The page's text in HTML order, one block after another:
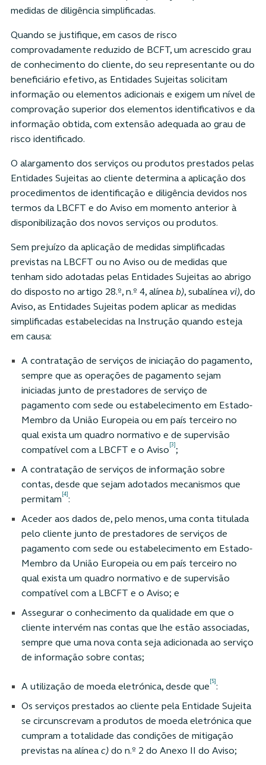
medidas de diligência simplificadas.
Quando se justifique, em casos de risco
comprovadamente reduzido de BCFT, um acrescido grau
de conhecimento do cliente, do seu representante ou do
beneficiário efetivo, as Entidades Sujeitas solicitam
informação ou elementos adicionais e exigem um nível de
comprovação superior dos elementos identificativos e da
informação obtida, com extensão adequada ao grau de
risco identificado.
O alargamento dos serviços ou produtos prestados pelas
Entidades Sujeitas ao cliente determina a aplicação dos
procedimentos de identificação e diligência devidos nos
termos da LBCFT e do Aviso em momento anterior à
disponibilização dos novos serviços ou produtos.
Sem prejuízo da aplicação de medidas simplificadas
previstas na LBCFT ou no Aviso ou de medidas que
tenham sido adotadas pelas Entidades Sujeitas ao abrigo
do disposto no artigo 28.º, n.º 4, alíneab), subalínea vi), do
Aviso, as Entidades Sujeitas podem aplicar as medidas
simplificadas estabelecidas na Instrução quando esteja
em causa:
A contratação de serviços de iniciação do pagamento,
sempre que as operações de pagamento sejam
iniciadas junto de prestadores de serviço de
pagamento com sede ou estabelecimento em Estado-
Membro da União Europeia ou em país terceiro no
qual exista um quadro normativo e de supervisão
compatível com a LBCFT e o Aviso
[3]
;
A contratação de serviços de informação sobre
contas, desde que sejam adotados mecanismos que
permitam
[4]
:
Aceder aos dados de, pelo menos, uma conta titulada
pelo cliente junto de prestadores de serviços de
pagamento com sede ou estabelecimento em Estado-
Membro da União Europeia ou em país terceiro no
qual exista um quadro normativo e de supervisão
compatível com a LBCFT e o Aviso; e
Assegurar o conhecimento da qualidade em que o
cliente intervém nas contas que lhe estão associadas,
sempre que uma nova conta seja adicionada ao serviço
de informação sobre contas;
A utilização de moeda eletrónica, desde que
[5]
:
Os serviços prestados ao cliente pela Entidade Sujeita
se circunscrevam a produtos de moeda eletrónica que
cumpram a totalidade das condições de mitigação
previstas na alíneac)do n.º 2 do Anexo II do Aviso;